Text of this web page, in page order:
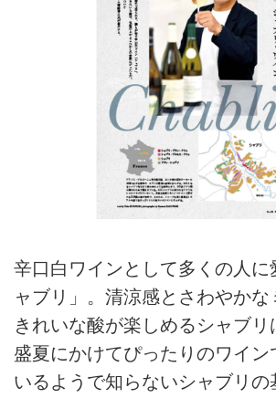
辛口白ワインとして多くの人に
ャブリ」。清涼感とさわやかな
きれいな酸が楽しめるシャブリ
盛夏にかけてぴったりのワイン
いるようで知らないシャブリの